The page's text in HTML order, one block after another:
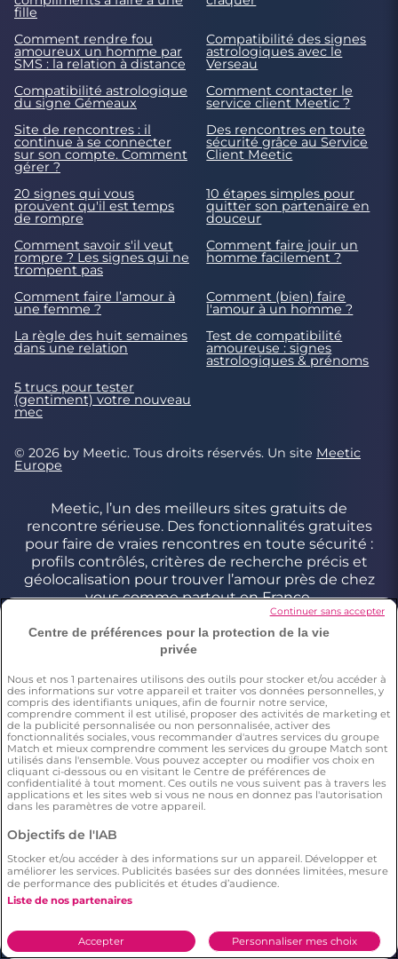
fille
Comment rendre fou
amoureux un homme par
SMS : la relation à distance
Compatibilité des signes
astrologiques avec le
Verseau
Compatibilité astrologique
du signe Gémeaux
Comment contacter le
service client Meetic ?
Site de rencontres : il
continue à se connecter
sur son compte. Comment
gérer ?
Des rencontres en toute
sécurité grâce au Service
Client Meetic
20 signes qui vous
prouvent qu'il est temps
de rompre
10 étapes simples pour
quitter son partenaire en
douceur
Comment savoir s'il veut
rompre ? Les signes qui ne
trompent pas
Comment faire jouir un
homme facilement ?
Comment faire l’amour à
une femme ?
Comment (bien) faire
l'amour à un homme ?
La règle des huit semaines
dans une relation
Test de compatibilité
amoureuse : signes
astrologiques & prénoms
5 trucs pour tester
(gentiment) votre nouveau
mec
© 2026 by Meetic. Tous droits réservés. Un site Meetic
Europe
Meetic, l’un des meilleurs sites gratuits de
rencontre sérieuse. Des fonctionnalités gratuites
pour faire de vraies rencontres en toute sécurité :
profils contrôlés, critères de recherche précis et
géolocalisation pour trouver l’amour près de chez
vous comme partout en France.
Conditions générales
Charte d’utilisation des cookies
Politique de confidentialité
Conditions Générales applicables aux Events
Signaler un contenu illégal
*Estimation du nombre de personnes ayant déjà fait une
rencontre sur Meetic en France, Italie et Espagne. Chiffre obtenu
Dynata en décembre 2023, sur 6011 personnes résidant en
France, Italie et Espagne âgés de plus de 18 ans,par rapport à la
population totale de cette tranche d’âge dans ces pays(Source
Eurostat 2023). Il résulte de cette étude que respectivement 15%
(en France), 12% (en Italie), 10% (en Espagne) des répondants ont
déclaré avoir déjà fait une rencontre sur Meetic.
***Enquête menée par Dynata en décembre 2023, auprès d'un
échantillon représentatif de 2006 personnes de 18 ans et plus en
Centre de préférences pour la protection de la vie
privée
Nous et nos 1 partenaires utilisons des outils pour stocker et/ou accéder à
des informations sur votre appareil et traiter vos données personnelles, y
compris des identifiants uniques, afin de fournir notre service,
comprendre comment il est utilisé, proposer des activités de marketing et
de la publicité personnalisée ou non personnalisée, activer des
fonctionnalités sociales, vous recommander d'autres services du groupe
Match et mieux comprendre comment les services du groupe Match sont
utilisés dans l'ensemble. Vous pouvez accepter ou modifier vos choix en
cliquant ci-dessous ou en visitant le Centre de préférences de
confidentialité à tout moment. Ces outils ne vous suivent pas à travers les
applications et les sites web si vous ne nous en donnez pas l'autorisation
dans les paramètres de votre appareil.
Objectifs de l'IAB
Stocker et/ou accéder à des informations sur un appareil. Développer et
améliorer les services. Publicités basées sur des données limitées, mesure
de performance des publicités et études d’audience.
Liste de nos partenaires
Personnaliser mes choix
Accepter
Continuer sans accepter